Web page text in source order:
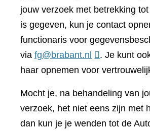
jouw verzoek met betrekking
is gegeven, kun je contact
functionaris voor
via fg@brabant.nl
. Je kunt
haar opnemen voor
Mocht je, na behandeling van
verzoek, het niet eens zijn met
dan kun je je wenden tot de